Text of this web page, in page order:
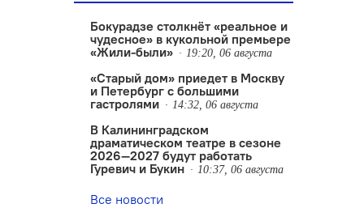
Бокурадзе столкнëт «реальное и
чудесное» в кукольной премьере
«Жили-были»
19:20, 06 августа
«Старый дом» приедет в Москву
и Петербург с большими
гастролями
14:32, 06 августа
В Калининградском
драматическом театре в сезоне
2026—2027 будут работать
Гуревич и Букин
10:37, 06 августа
Все новости